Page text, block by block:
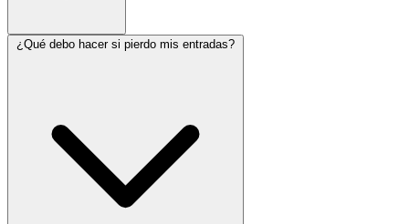
¿Qué debo hacer si pierdo mis entradas?